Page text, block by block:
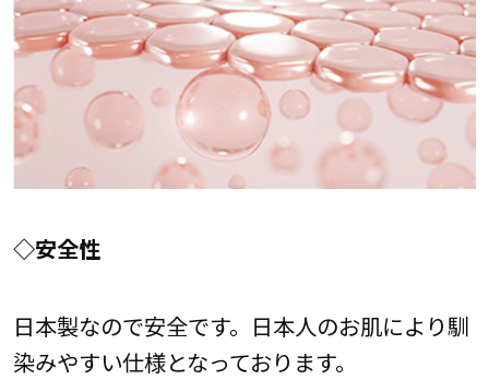
◇安全性
日本製なので安全です。日本人のお肌により馴
染みやすい仕様となっております。